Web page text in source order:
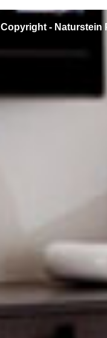
Copyright - Naturstein